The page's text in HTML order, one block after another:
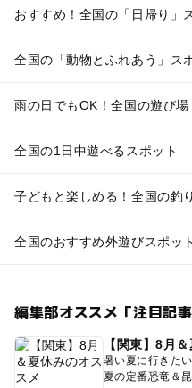
おすすめ！全国の「日帰り」
全国の「動物とふれあう」ス
雨の日でもOK！全国の遊び場
全国の1日中遊べるスポット
子どもと楽しめる！全国の釣
全国のおすすめ外遊びスポット
編集部オススメ「注目記事
【関東】8月
暑い夏に行きた
夏の定番恐竜＆